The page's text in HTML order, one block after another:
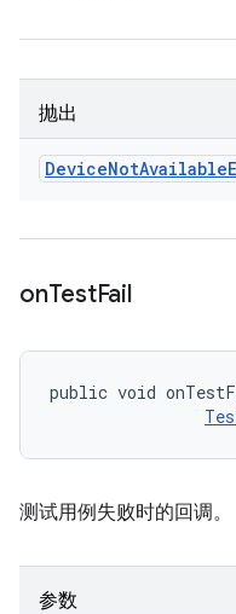
抛出
DeviceNotAvailable
onTestFail
public void
测试用例失败时的回调。
参数